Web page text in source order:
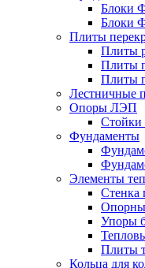
Блоки
Блоки
Плиты
Плиты
Плиты
Плиты
Лестничные
Опоры ЛЭП
Фундаменты
Элементы
Стенка
Упоры
Плиты
Кольца для